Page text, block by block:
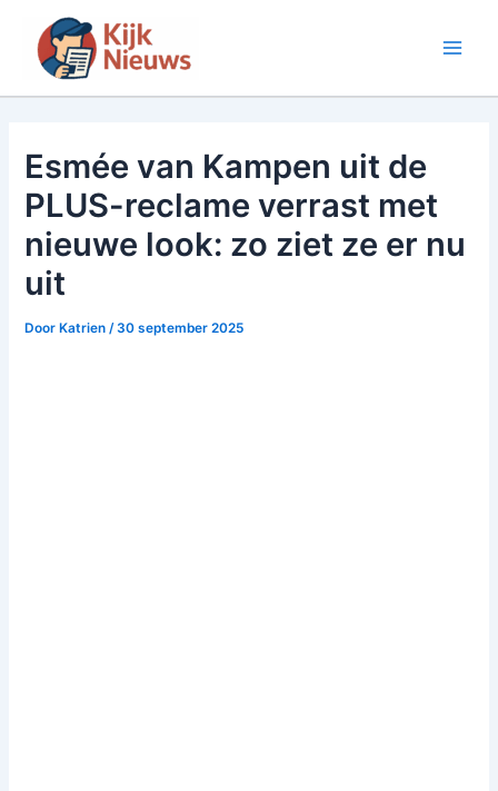
inhoud
Esmée van Kampen uit de
PLUS-reclame verrast met
nieuwe look: zo ziet ze er nu
uit
Door Katrien/30 september 2025